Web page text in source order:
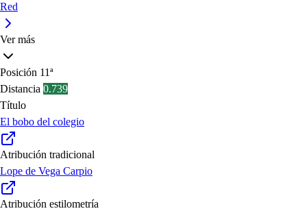
Red
Ver más
Posición 11ª
Distancia 0.739
Título
El bobo del colegio
Atribución tradicional
Lope de Vega Carpio
Atribución estilometría